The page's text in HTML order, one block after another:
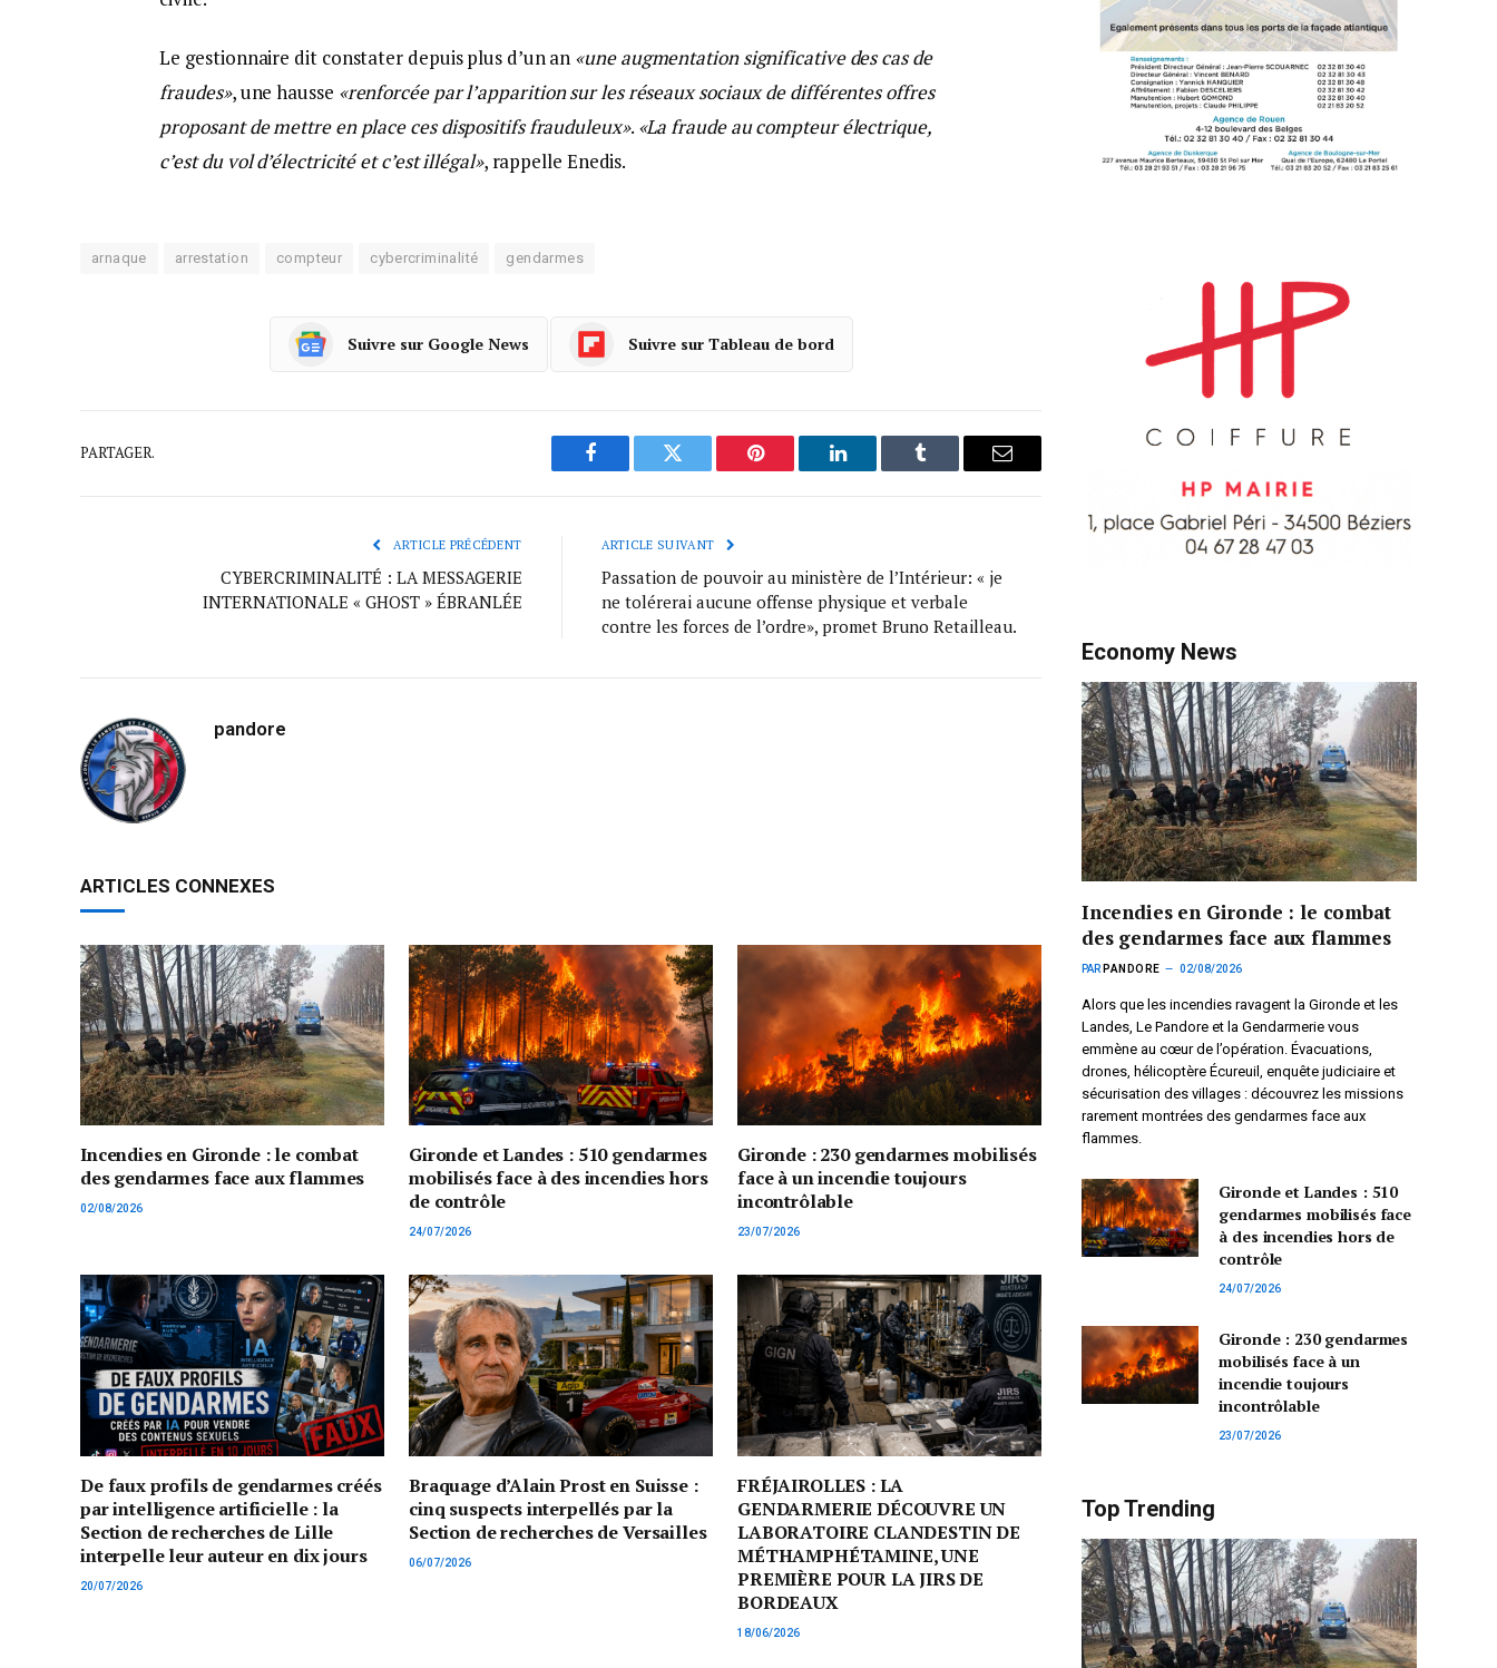
Le gestionnaire dit constater depuis plus d’un an «une augmentation significative des cas de
fraudes», une hausse «renforcée par l’apparition sur les réseaux sociaux de différentes offres
proposant de mettre en place ces dispositifs frauduleux». «La fraude au compteur électrique,
c’est du vol d’électricité et c’est illégal», rappelle Enedis.
arnaque arrestation compteur cybercriminalité gendarmes
Suivre sur Google News Suivre sur Tableau de bord
PARTAGER.
Facebook Twitter Pinterest LinkedIn Tumblr Courriel
ARTICLE PRÉCÉDENT
CYBERCRIMINALITÉ : LA MESSAGERIE
INTERNATIONALE « GHOST » ÉBRANLÉE
ARTICLE SUIVANT
Passation de pouvoir au ministère de l’Intérieur: « je
ne tolérerai aucune offense physique et verbale
contre les forces de l’ordre», promet Bruno Retailleau.
pandore
ARTICLES CONNEXES
Incendies en Gironde : le combat
des gendarmes face aux flammes
02/08/2026
Gironde et Landes : 510 gendarmes
mobilisés face à des incendies hors
de contrôle
24/07/2026
Gironde : 230 gendarmes mobilisés
face à un incendie toujours
incontrôlable
23/07/2026
De faux profils de gendarmes créés
par intelligence artificielle : la
Section de recherches de Lille
interpelle leur auteur en dix jours
20/07/2026
Braquage d’Alain Prost en Suisse :
cinq suspects interpellés par la
Section de recherches de Versailles
06/07/2026
FRÉJAIROLLES : LA
GENDARMERIE DÉCOUVRE UN
LABORATOIRE CLANDESTIN DE
MÉTHAMPHÉTAMINE, UNE
PREMIÈRE POUR LA JIRS DE
BORDEAUX
18/06/2026
Economy News
Incendies en Gironde : le combat
des gendarmes face aux flammes
PAR PANDORE 02/08/2026
Alors que les incendies ravagent la Gironde et les
Landes, Le Pandore et la Gendarmerie vous
emmène au cœur de l’opération. Évacuations,
drones, hélicoptère Écureuil, enquête judiciaire et
sécurisation des villages : découvrez les missions
rarement montrées des gendarmes face aux
flammes.
Gironde et Landes : 510
gendarmes mobilisés face
à des incendies hors de
contrôle
24/07/2026
Gironde : 230 gendarmes
mobilisés face à un
incendie toujours
incontrôlable
23/07/2026
Top Trending